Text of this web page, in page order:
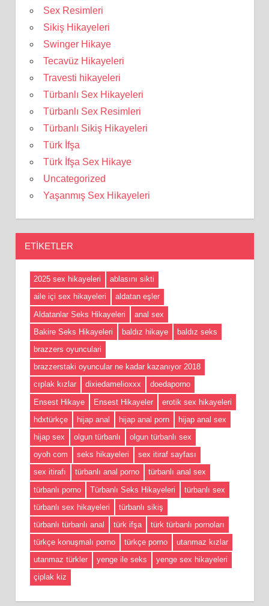
Sex Resimleri
Sikiş Hikayeleri
Swinger Hikaye
Tecavüz Hikayeleri
Travesti hikayeleri
Türbanlı Sex Hikayeleri
Türbanlı Sex Resimleri
Türbanlı Sikiş Hikayeleri
Türk İfşa
Türk İfşa Sex Hikaye
Uncategorized
Yaşanmış Sex Hikayeleri
ETIKETLER
2025 sex hikayeleri
ablasını sikti
aile içi sex hikayeleri
aldatan eşler
Aldatanlar Seks Hikayeleri
anal sex
Bakire Seks Hikayeleri
baldız hikaye
baldız seks
brazzers oyunculari
brazzerstaki oyuncular ne kadar kazanıyor 2018
cıplak kızlar
dixiedamelioxxx
doedaporno
Ensest Hikaye
Ensest Hikayeler
erotik sex hikayeleri
hdxtürkçe
hijap anal hijap anal porn
hijap anal sex
hijap sex
olgun türbanlı
olgun türbanlı sex
oyoh com
seks hikayeleri
sex itiraf sayfası
sex itirafı
türbanlı anal porno
türbanlı anal sex
türbanlı porno
Türbanlı Seks Hikayeleri
türbanlı sex
türbanlı sex hikayeleri
türbanlı sikiş
türbanlı türbanlı anal
türk ifşa
türk türbanlı pornoları
türkçe konuşmalı porno
türkçe porno
utanmaz kızlar
utanmaz türkler
yenge ile seks
yenge sex hikayeleri
çiplak kiz